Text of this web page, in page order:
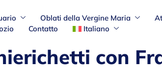
Oblati della Vergine Maria
Contatto Italiano
con